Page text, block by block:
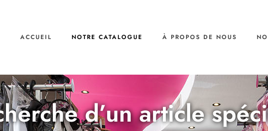
ACCUEIL NOTRE CATALOGUE À PROPOS DE NOUS
d’un article